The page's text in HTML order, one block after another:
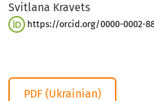
Svіtlana Kravets
https://orcid.org/0000-0002-
PDF (Ukrainian)